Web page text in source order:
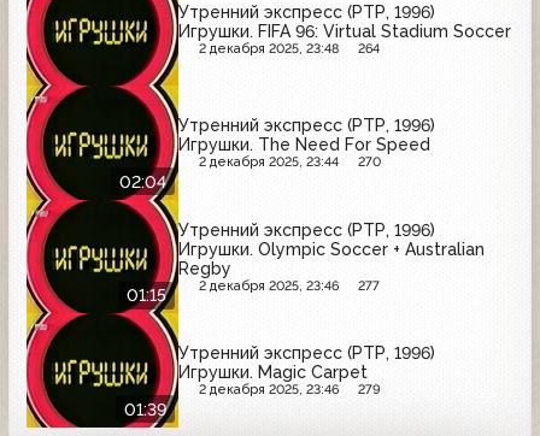
Утренний экспресс (РТР, 1996)
Игрушки. FIFA 96: Virtual Stadium Soccer
2 декабря 2025, 23:48 264
02:04
Утренний экспресс (РТР, 1996)
Игрушки. The Need For Speed
2 декабря 2025, 23:44 270
01:15
Утренний экспресс (РТР, 1996)
Игрушки. Olympic Soccer + Australian
Regby
2 декабря 2025, 23:46 277
01:39
Утренний экспресс (РТР, 1996)
Игрушки. Magic Carpet
2 декабря 2025, 23:46 279